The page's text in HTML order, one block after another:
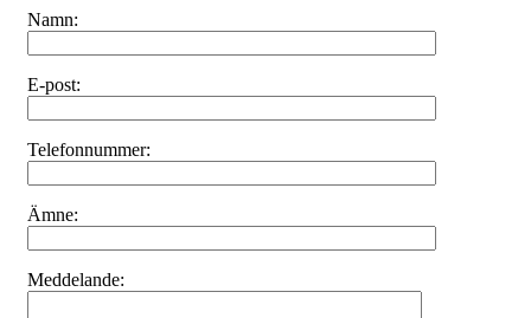
Namn:
E-post:
Telefonnummer:
Ämne:
Meddelande: